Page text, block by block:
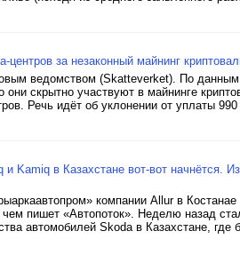
за незаконный майнинг
ведомством (Skatteverket). По
они скрытно участвуют в майнинге
Речь идёт об уклонении от уплаты
Kamiq в Казахстане вот-вот начнётся.
компании Allur в
чем пишет «Автопоток». Неделю назад
автомобилей Skoda в Казахстане, где